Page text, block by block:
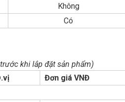
Không
Có
khi lắp đặt sản phẩm)
Đơn giá VNĐ